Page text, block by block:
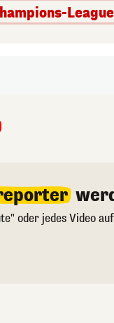
oder jedes Video